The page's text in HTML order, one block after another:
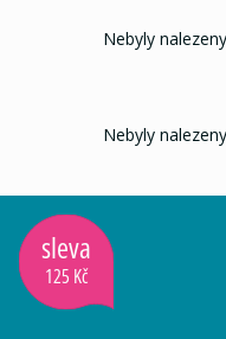
Nebyly
Nebyly
sleva
125 Kč